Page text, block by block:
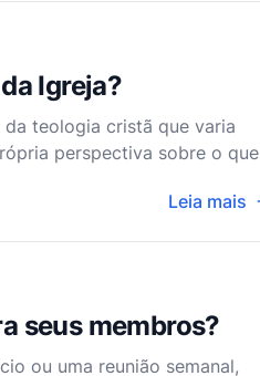
Igreja?
teologia cristã que varia
perspectiva sobre o que
Leia mais
seus membros?
ou uma reunião semanal,